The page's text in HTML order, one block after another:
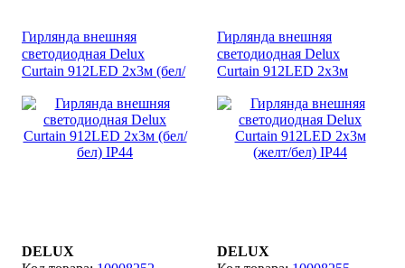
до 8 гирлянд от одного
источника питания.
Гирлянда внешняя
светодиодная Delux
Curtain 912LED 2х3м (бел/
DELUX
Гирлянда внешняя
светодиодная Delux
Curtain 912LED 2х3м
DELUX